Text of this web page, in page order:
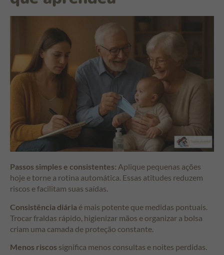
Passos simples e consistentes: Aplique pequenas ações
hoje e torne a rotina automática. Essas atitudes reduzem
riscos e facilitam suas saídas.
Consistência diária é mais potente que medidas pontuais.
Trocar fraldas rápido, higienizar mãos e organizar a bolsa
criam uma camada de proteção constante.
Menos riscos significa menos consultas e noites perdidas.